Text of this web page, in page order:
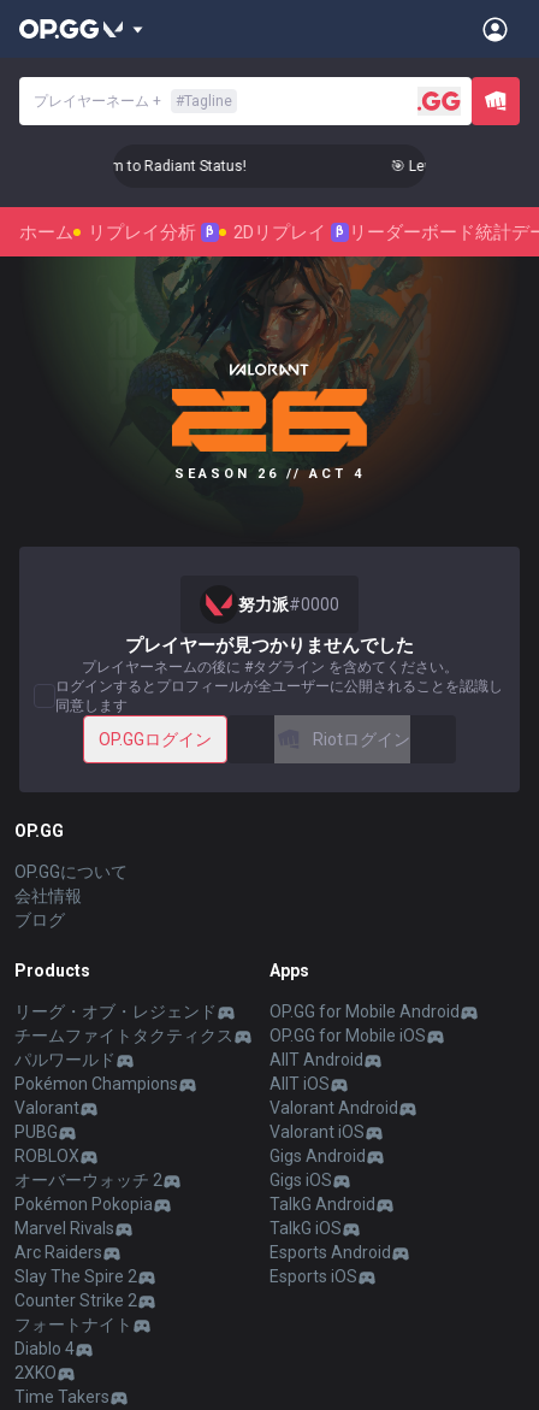
プレイヤーネーム + #Tagline
Up Your Aim to Radiant Status! 🎯 Level Up Your Aim
ホーム リプレイ分析 β 2Dリプレイ β リーダーボード統計デ
SEASON 26 // ACT 4
努力派#0000
プレイヤーが見つかりませんでした
プレイヤーネームの後に #タグライン を含めてください。
ログインするとプロフィールが全ユーザーに公開されることを認識し
同意します
OP.GGログイン Riotログイン
OP.GG
OP.GGについて
会社情報
ブログ
Products
リーグ・オブ・レジェンド
チームファイトタクティクス
パルワールド
Pokémon Champions
Valorant
PUBG
ROBLOX
オーバーウォッチ 2
Pokémon Pokopia
Marvel Rivals
Arc Raiders
Slay The Spire 2
Counter Strike 2
フォートナイト
Diablo 4
2XKO
Time Takers
Apps
OP.GG for Mobile Android
OP.GG for Mobile iOS
AllT Android
AllT iOS
Valorant Android
Valorant iOS
Gigs Android
Gigs iOS
TalkG Android
TalkG iOS
Esports Android
Esports iOS